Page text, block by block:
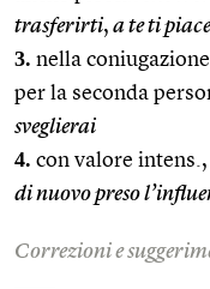
trasferirti, a te ti
3. nella
per la seconda
sveglierai
4. con valore
di nuovo preso
Correzioni e